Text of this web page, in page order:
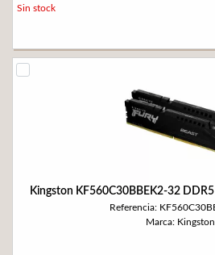
Sin stock
Kingston KF560C30BBEK2-32
Referencia:
Marca: Kingston